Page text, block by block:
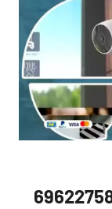
كاميرات مراقبة الرقة 69622758